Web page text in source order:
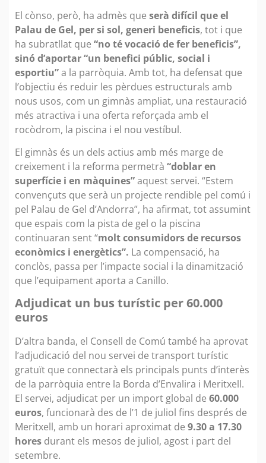
El cònso, però, ha admès que serà difícil que el
Palau de Gel, per si sol, generi beneficis, tot i que
ha subratllat que “no té vocació de fer beneficis”,
sinó d’aportar “un benefici públic, social i
esportiu”a la parròquia. Amb tot, ha defensat que
l’objectiu és reduir les pèrdues estructurals amb
nous usos, com un gimnàs ampliat, una restauració
més atractiva i una oferta reforçada amb el
rocòdrom, la piscina i el nou vestíbul.
El gimnàs és un dels actius amb més marge de
creixement i la reforma permetrà “doblar en
superfície i en màquines”aquest servei. “Estem
convençuts que serà un projecte rendible pel comú i
pel Palau de Gel d’Andorra”, ha afirmat, tot assumint
que espais com la pista de gel o la piscina
continuaran sent “molt consumidors de recursos
econòmics i energètics”. La compensació, ha
conclòs, passa per l’impacte social i la dinamització
que l’equipament aporta a Canillo.
Adjudicat un bus turístic per 60.000
euros
D’altra banda, el Consell de Comú també ha aprovat
l’adjudicació del nou servei de transport turístic
gratuït que connectarà els principals punts d’interès
de la parròquia entre la Borda d’Envalira i Meritxell.
El servei, adjudicat per un import global de 60.000
euros, funcionarà des de l’1 de juliol fins després de
Meritxell, amb un horari aproximat de 9.30 a 17.30
hores durant els mesos de juliol, agost i part del
setembre.